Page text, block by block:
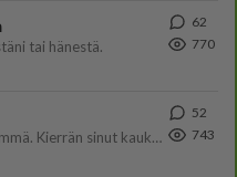
tai hänestä.
62
770
Olet pelkkä itsestään liikoja luuleva ämmä. Kierrän sinut kaukaa nyt ja aina. Olit mulle pelkkä lelu vaan.
52
743